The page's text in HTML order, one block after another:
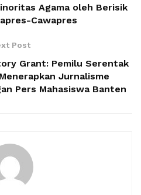
Agama oleh Berisik
Cawapres
Post
Grant: Pemilu Serentak
Jurnalisme
Pers Mahasiswa Banten